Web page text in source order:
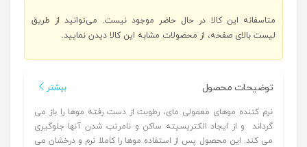
متاسفانه این کالا در حال حاضر موجود نیست. می‌توانید از طریق
لیست بالای صفحه، از محصولات مشابه این کالا دیدن نمایید.
توضیحات محصول بیشتر
نرم کننده موهای معمولی مای، رطوبت از دست رفته موها را باز می
گرداند و از ایجاد الکتریسیته ساکن و نامرتب شدن آنها جلوگیری
می کند. این محصول پس از استفاده موها را کاملا نرم و درخشان می